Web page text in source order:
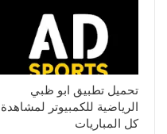
تحميل تطبيق ابو ظبي
الرياضية للكمبيوتر لمشاهدة
كل المباريات